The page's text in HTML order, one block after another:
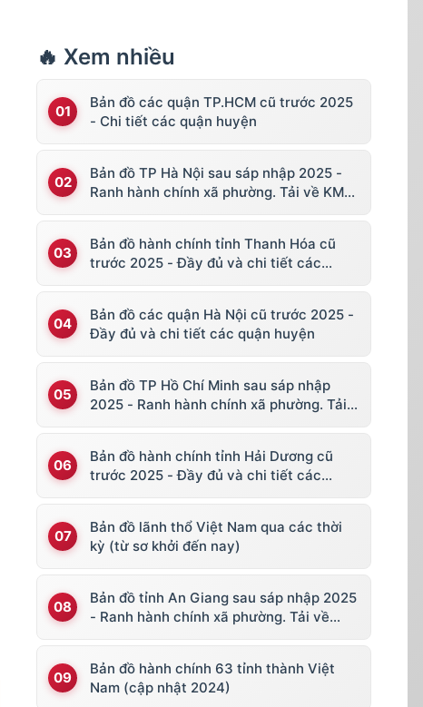
🔥 Xem nhiều
Bản đồ các quận TP.HCM cũ trước 2025
- Chi tiết các quận huyện
Bản đồ TP Hà Nội sau sáp nhập 2025 -
Ranh hành chính xã phường. Tải về KML,
Bản đồ hành chính tỉnh Thanh Hóa cũ
trước 2025 - Đầy đủ và chi tiết các
Bản đồ các quận Hà Nội cũ trước 2025 -
Đầy đủ và chi tiết các quận huyện
Bản đồ TP Hồ Chí Minh sau sáp nhập
2025 - Ranh hành chính xã phường. Tải
Bản đồ hành chính tỉnh Hải Dương cũ
trước 2025 - Đầy đủ và chi tiết các
Bản đồ lãnh thổ Việt Nam qua các thời
kỳ (từ sơ khởi đến nay)
Bản đồ tỉnh An Giang sau sáp nhập 2025
- Ranh hành chính xã phường. Tải về
Bản đồ hành chính 63 tỉnh thành Việt
Nam (cập nhật 2024)